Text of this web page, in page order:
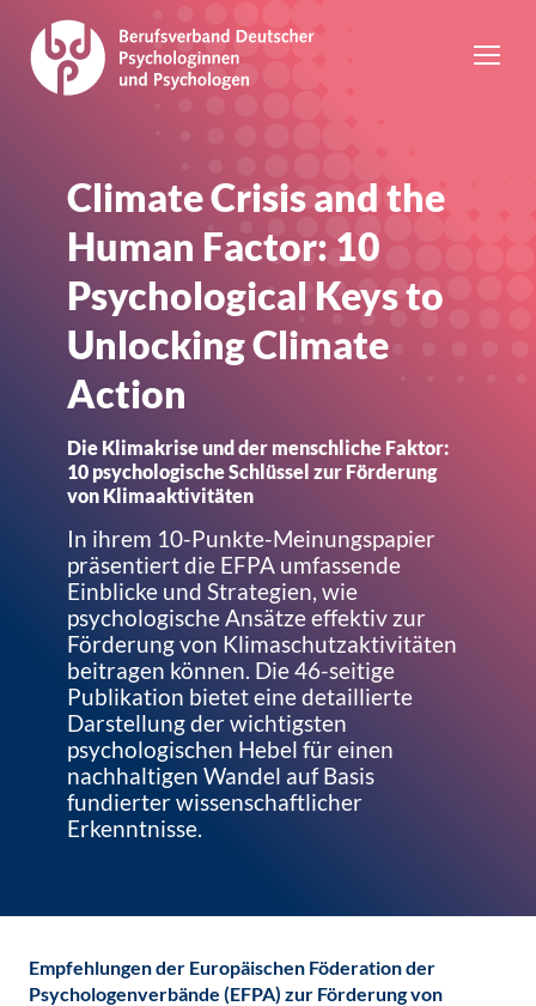
Climate Crisis and the
Human Factor: 10
Psychological Keys to
Unlocking Climate
Action
Die Klimakrise und der menschliche Faktor:
10 psychologische Schlüssel zur Förderung
von Klimaaktivitäten
In ihrem 10-Punkte-Meinungspapier
präsentiert die EFPA umfassende
Einblicke und Strategien, wie
psychologische Ansätze effektiv zur
Förderung von Klimaschutzaktivitäten
beitragen können. Die 46-seitige
Publikation bietet eine detaillierte
Darstellung der wichtigsten
psychologischen Hebel für einen
nachhaltigen Wandel auf Basis
fundierter wissenschaftlicher
Erkenntnisse.
Empfehlungen der Europäischen Föderation der
Psychologenverbände (EFPA) zur Förderung von